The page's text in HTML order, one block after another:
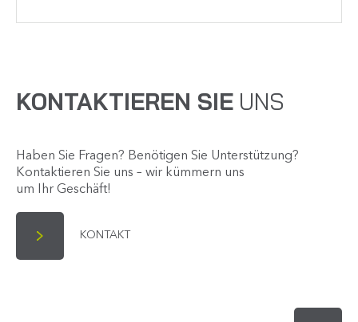
KONTAKTIEREN SIE UNS
Haben Sie Fragen? Benötigen Sie Unterstützung?
Kontaktieren Sie uns – wir kümmern uns
um Ihr Geschäft!
KONTAKT